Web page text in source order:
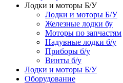
Лодки и моторы Б/У
Лодки и моторы Б/У
Железные лодки бу
Моторы по запчастям
Надувные лодки б/у
Приборы б/у
Винты б/у
Лодки и моторы Б/У
Оборудование